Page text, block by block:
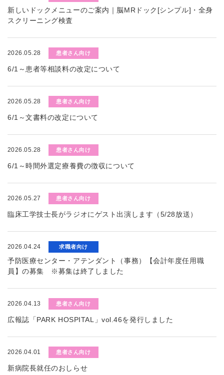
新しいドックメニューのご案内｜脳MRドック[シンプル]・全身
スクリーニング検査
2026.05.28 患者さん向け
6/1～患者等相談料の改定について
2026.05.28 患者さん向け
6/1～文書料の改定について
2026.05.28 患者さん向け
6/1～時間外選定療養費の徴収について
2026.05.27 患者さん向け
臨床工学技士長がラジオにゲスト出演します（5/28放送）
2026.04.24 求職者向け
予防医療センター・アテンダント（事務）【会計年度任用職
員】の募集 ※募集は終了しました
2026.04.13 患者さん向け
広報誌「PARK HOSPITAL」vol.46を発行しました
2026.04.01 患者さん向け
新病院長就任のおしらせ